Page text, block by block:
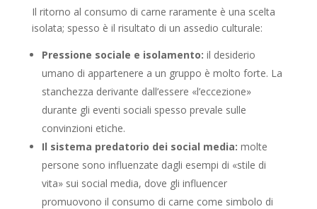
Il ritorno al consumo di carne raramente è una scelta
isolata; spesso è il risultato di un assedio culturale:
Pressione sociale e isolamento: il desiderio
umano di appartenere a un gruppo è molto forte. La
stanchezza derivante dall’essere «l’eccezione»
durante gli eventi sociali spesso prevale sulle
convinzioni etiche.
Il sistema predatorio dei social media: molte
persone sono influenzate dagli esempi di «stile di
vita» sui social media, dove gli influencer
promuovono il consumo di carne come simbolo di